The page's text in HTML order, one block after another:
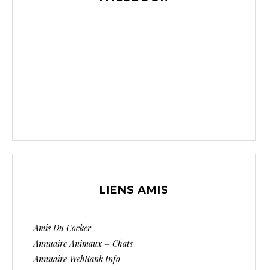
LIENS AMIS
Amis Du Cocker
Annuaire Animaux – Chats
Annuaire WebRank Info